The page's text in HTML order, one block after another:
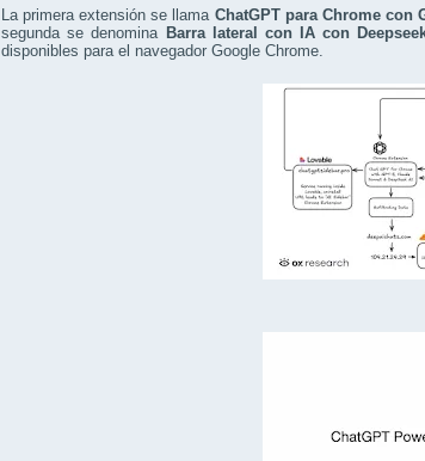
La primera extensión se llama ChatGPT para Chrome con
segunda se denomina Barra lateral con IA con
disponibles para el navegador Google Chrome.